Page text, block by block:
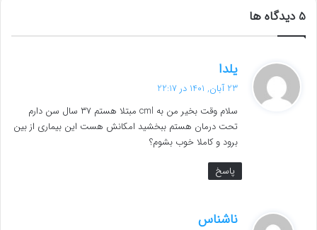
‫5 دیدگاه ها
یلدا
ف
ت
:
23 آبان, 1401 در 22:17
سلام وقت بخیر من به cml مبتلا هستم ۳۷ سال سن دارم
تحت درمان هستم ببخشید امکانش هست این بیماری از بین
برود و کاملا خوب بشوم؟
پاسخ
ناشناس